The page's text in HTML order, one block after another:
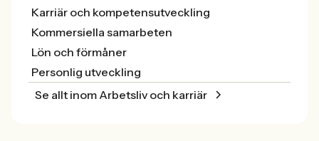
Karriär och kompetensutveckling
Kommersiella samarbeten
Lön och förmåner
Personlig utveckling
Se allt inom Arbetsliv och karriär